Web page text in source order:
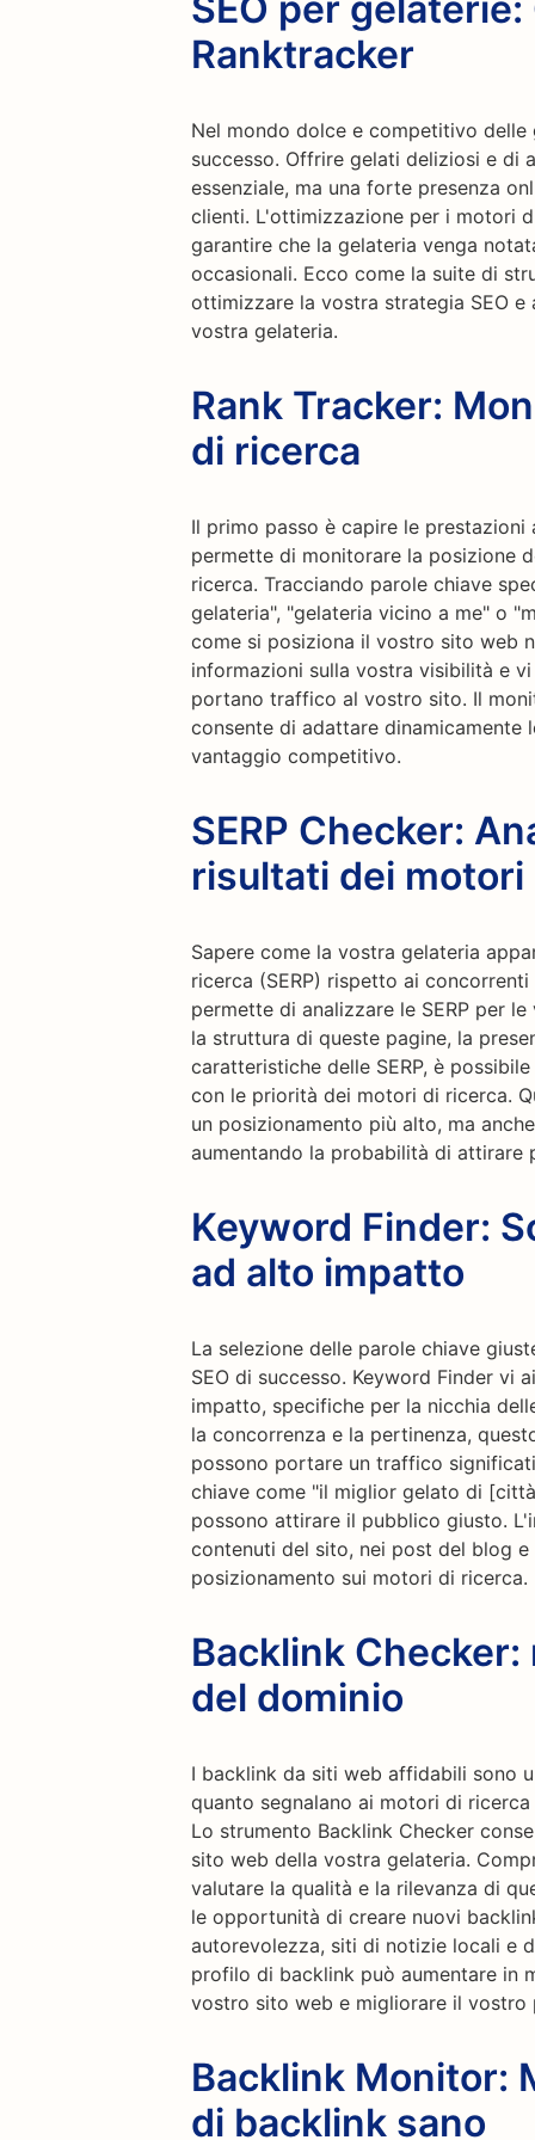
Ranktracker
Nel mondo dolce e competitivo
successo. Offrire gelati deliziosi e di
essenziale, ma una forte presenza
clienti. L'ottimizzazione per i motori
garantire che la gelateria venga
occasionali. Ecco come la suite di
ottimizzare la vostra strategia SEO
vostra gelateria.
Rank Tracker:
di ricerca
Il primo passo è capire le
permette di monitorare la posizione
ricerca. Tracciando parole chiave
gelateria", "gelateria vicino a me" o
come si posiziona il vostro sito web
informazioni sulla vostra visibilità e
portano traffico al vostro sito. Il
consente di adattare dinamicamente
vantaggio competitivo.
SERP Checker:
risultati dei motori
Sapere come la vostra gelateria
ricerca (SERP) rispetto ai
permette di analizzare le SERP per
la struttura di queste pagine, la
caratteristiche delle SERP, è
con le priorità dei motori di ricerca.
un posizionamento più alto, ma
aumentando la probabilità di attirare
Keyword Finder:
ad alto impatto
La selezione delle parole chiave
SEO di successo. Keyword Finder vi
impatto, specifiche per la nicchia
la concorrenza e la pertinenza,
possono portare un traffico
chiave come "il miglior gelato di
possono attirare il pubblico giusto.
contenuti del sito, nei post del blog
posizionamento sui motori di ricerca.
Backlink
del dominio
I backlink da siti web affidabili sono
quanto segnalano ai motori di
Lo strumento Backlink Checker
sito web della vostra gelateria.
valutare la qualità e la rilevanza di
le opportunità di creare nuovi
autorevolezza, siti di notizie locali e
profilo di backlink può aumentare in
vostro sito web e migliorare il
Backlink Monitor:
di backlink sano